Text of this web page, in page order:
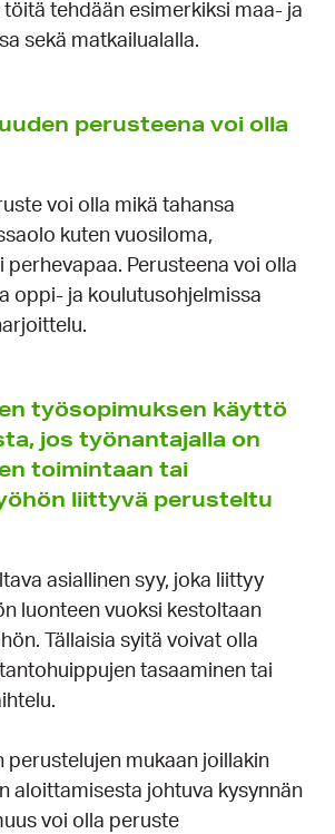
töitä tehdään esimerkiksi maa- ja
sekä matkailualalla.
perusteena voi olla
voi olla mikä tahansa
kuten vuosiloma,
perhevapaa. Perusteena voi olla
oppi- ja koulutusohjelmissa
työsopimuksen käyttö
jos työnantajalla on
toimintaan tai
liittyvä perusteltu
asiallinen syy, joka liittyy
luonteen vuoksi kestoltaan
Tällaisia syitä voivat olla
tasaaminen tai
perustelujen mukaan joillakin
aloittamisesta johtuva kysynnän
voi olla peruste